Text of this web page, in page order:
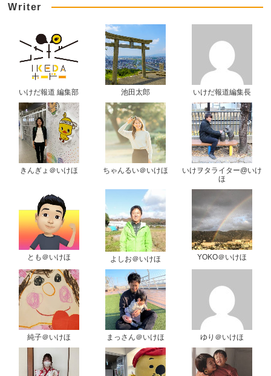
Writer
いけだ報道 編集部 池田太郎 いけだ報道編集長
きんぎょ＠いけほ ちゃんるい＠いけほ
いけヲタライター@いけ
ほ
とも＠いけほ よしお＠いけほ YOKO＠いけほ
純子＠いけほ まっさん＠いけほ ゆり＠いけほ